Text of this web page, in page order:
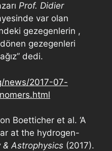
Prof. Didier
var olan
gezegenlerin ,
dönen gezegenleri
dedi.
news/2017-07-
Boetticher et al. ‘A
at the hydrogen-
& Astrophysics (2017).